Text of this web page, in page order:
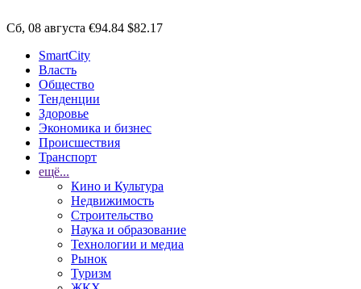
Сб, 08 августа €94.84 $82.17
SmartCity
Власть
Общество
Тенденции
Здоровье
Экономика и бизнес
Происшествия
Транспорт
ещё...
Кино и Культура
Недвижимость
Строительство
Наука и образование
Технологии и медиа
Рынок
Туризм